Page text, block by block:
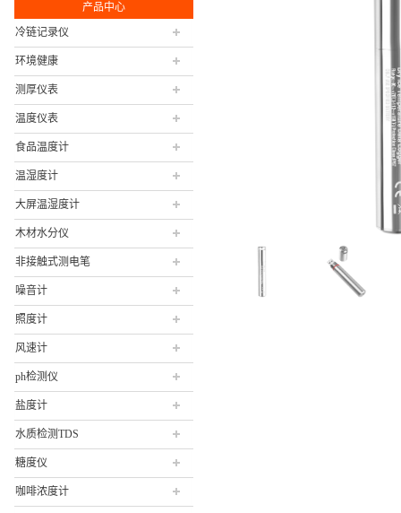
产品中心
冷链记录仪
环境健康
测厚仪表
温度仪表
食品温度计
温湿度计
大屏温湿度计
木材水分仪
非接触式测电笔
噪音计
照度计
风速计
ph检测仪
盐度计
水质检测TDS
糖度仪
咖啡浓度计